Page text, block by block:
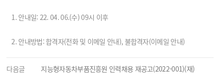
1. 안내일: 22. 04. 06.(수) 09시 이후
2. 안내방법: 합격자(전화 및 이메일 안내), 불합격자(이메일 안내)
다음글 지능형자동차부품진흥원 인력채용 재공고(2022-001)(재)